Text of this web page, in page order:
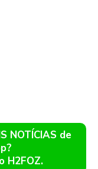
NOTÍCIAS de
H2FOZ.